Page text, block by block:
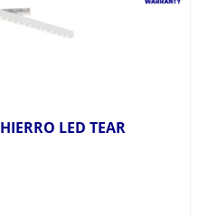
LED TEAR